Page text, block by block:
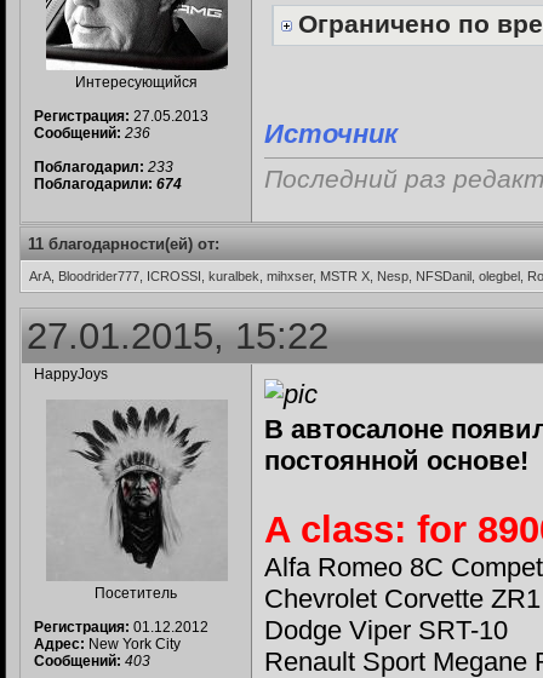
Интересующийся
Регистрация: 27.05.2013
Сообщений: 236
Поблагодарил: 233
Поблагодарили: 674
Ограничено по
Источник
Последний раз
11 благодарности(ей) от:
ArA, Bloodrider777, ICROSSI, kuralbek, mihxser, MSTR X, Nesp, NFSDanil, olegbel,
27.01.2015, 15:22
HappyJoys
Посетитель
Регистрация: 01.12.2012
Адрес: New York City
Сообщений: 403
В автосалоне
постоянной основе!
A class: for
Alfa Romeo 8C
Chevrolet Corvette ZR1
Dodge Viper SRT-10
Renault Sport Megane